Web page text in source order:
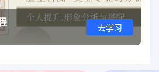
去学习